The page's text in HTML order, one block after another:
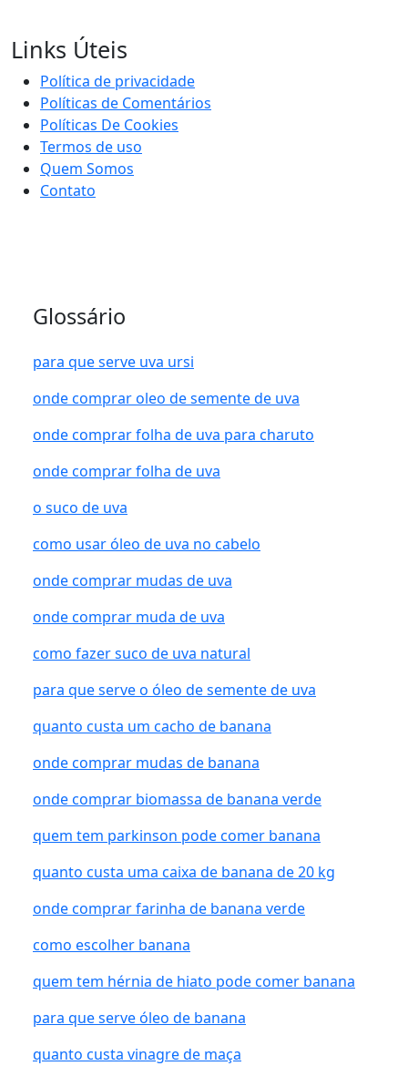
Links Úteis
Política de privacidade
Políticas de Comentários
Políticas De Cookies
Termos de uso
Quem Somos
Contato
Glossário
para que serve uva ursi
onde comprar oleo de semente de uva
onde comprar folha de uva para charuto
onde comprar folha de uva
o suco de uva
como usar óleo de uva no cabelo
onde comprar mudas de uva
onde comprar muda de uva
como fazer suco de uva natural
para que serve o óleo de semente de uva
quanto custa um cacho de banana
onde comprar mudas de banana
onde comprar biomassa de banana verde
quem tem parkinson pode comer banana
quanto custa uma caixa de banana de 20 kg
onde comprar farinha de banana verde
como escolher banana
quem tem hérnia de hiato pode comer banana
para que serve óleo de banana
quanto custa vinagre de maça